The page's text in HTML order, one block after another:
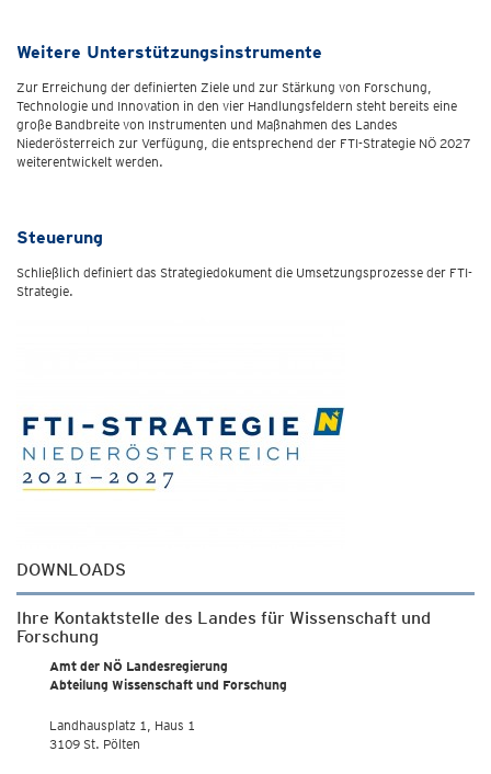
Weitere Unterstützungsinstrumente
Zur Erreichung der definierten Ziele und zur Stärkung von Forschung,
Technologie und Innovation in den vier Handlungsfeldern steht bereits eine
große Bandbreite von Instrumenten und Maßnahmen des Landes
Niederösterreich zur Verfügung, die entsprechend der FTI-Strategie NÖ 2027
weiterentwickelt werden.
Steuerung
Schließlich definiert das Strategiedokument die Umsetzungsprozesse der FTI-
Strategie.
DOWNLOADS
Ihre Kontaktstelle des Landes für Wissenschaft und
Forschung
Amt der NÖ Landesregierung
Abteilung Wissenschaft und Forschung
Landhausplatz 1, Haus 1
3109 St. Pölten